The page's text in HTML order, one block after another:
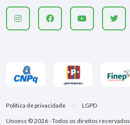
Unoesc © 2026 - Todos os direitos reservados
Política de privacidade LGPD